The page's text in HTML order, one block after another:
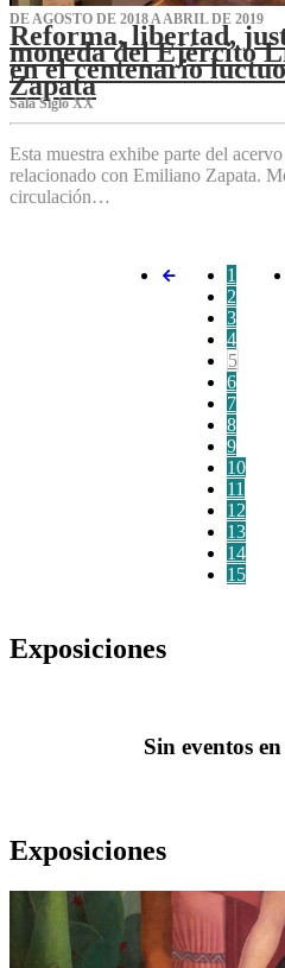
DE AGOSTO DE 2018 A ABRIL DE 2019
Reforma, libertad,
moneda del Ejército
en el centenario
Zapata
Sala Siglo XX
Esta muestra exhibe parte del
relacionado con Emiliano Zapata.
circulación…
1
2
3
4
5
6
7
8
9
10
11
12
13
14
15
Exposiciones
Sin eventos
Exposiciones